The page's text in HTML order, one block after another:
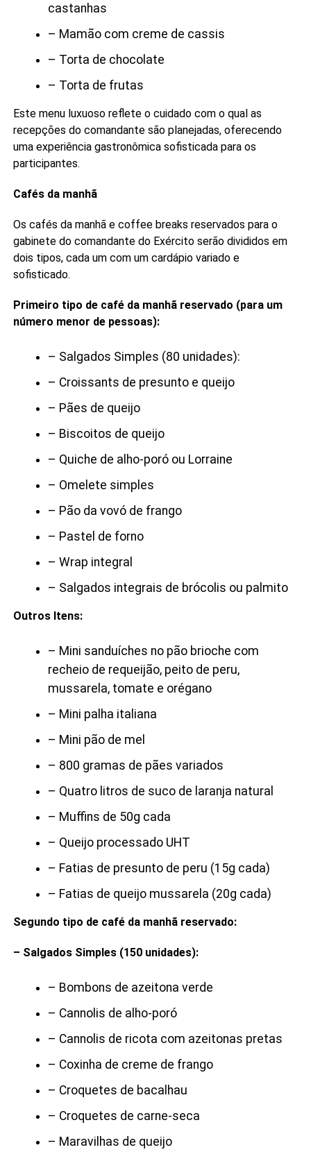
castanhas
– Mamão com creme de cassis
– Torta de chocolate
– Torta de frutas
Este menu luxuoso reflete o cuidado com o qual as
recepções do comandante são planejadas, oferecendo
uma experiência gastronômica sofisticada para os
participantes.
Cafés da manhã
Os cafés da manhã e coffee breaks reservados para o
gabinete do comandante do Exército serão divididos em
dois tipos, cada um com um cardápio variado e
sofisticado.
Primeiro tipo de café da manhã reservado (para um
número menor de pessoas):
– Salgados Simples (80 unidades):
– Croissants de presunto e queijo
– Pães de queijo
– Biscoitos de queijo
– Quiche de alho-poró ou Lorraine
– Omelete simples
– Pão da vovó de frango
– Pastel de forno
– Wrap integral
– Salgados integrais de brócolis ou palmito
Outros Itens:
– Mini sanduíches no pão brioche com
recheio de requeijão, peito de peru,
mussarela, tomate e orégano
– Mini palha italiana
– Mini pão de mel
– 800 gramas de pães variados
– Quatro litros de suco de laranja natural
– Muffins de 50g cada
– Queijo processado UHT
– Fatias de presunto de peru (15g cada)
– Fatias de queijo mussarela (20g cada)
Segundo tipo de café da manhã reservado:
– Salgados Simples (150 unidades):
– Bombons de azeitona verde
– Cannolis de alho-poró
– Cannolis de ricota com azeitonas pretas
– Coxinha de creme de frango
– Croquetes de bacalhau
– Croquetes de carne-seca
– Maravilhas de queijo